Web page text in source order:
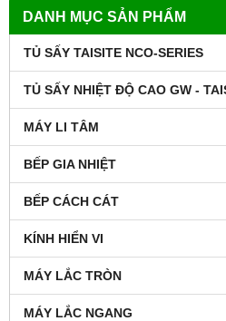
DANH MỤC SẢN PHẨM
TỦ SẤY TAISITE NCO-SERIES
TỦ SẤY NHIỆT ĐỘ CAO GW -
MÁY LI TÂM
BẾP GIA NHIỆT
BẾP CÁCH CÁT
KÍNH HIỂN VI
MÁY LẮC TRÒN
MÁY LẮC NGANG